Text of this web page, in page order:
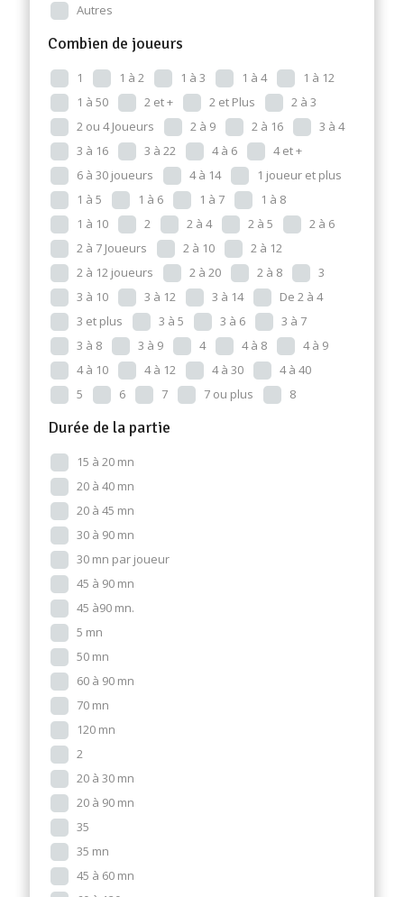
Autres
Combien de joueurs
1 1 à 2 1 à 3 1 à 4
1 à 12
1 à 50
2 et + 2 et Plus
2 à 3
2 ou 4 Joueurs
2 à 9 2 à 16
3 à 4
3 à 16
3 à 22 4 à 6
4 et +
6 à 30 joueurs
4 à 14
1 joueur et plus
1 à 5
1 à 6 1 à 7
1 à 8
1 à 10
2 2 à 4 2 à 5
2 à 6
2 à 7 Joueurs
2 à 10
2 à 12
2 à 12 joueurs
2 à 20 2 à 8
3
3 à 10
3 à 12 3 à 14
De 2 à 4
3 et plus
3 à 5 3 à 6
3 à 7
3 à 8
3 à 9 4 4 à 8
4 à 9
4 à 10
4 à 12 4 à 30
4 à 40
5
6 7 7 ou plus 8
Durée de la partie
15 à 20 mn
20 à 40 mn
20 à 45 mn
30 à 90 mn
30 mn par joueur
45 à 90 mn
45 à90 mn.
5 mn
50 mn
60 à 90 mn
70 mn
120 mn
2
20 à 30 mn
20 à 90 mn
35
35 mn
45 à 60 mn